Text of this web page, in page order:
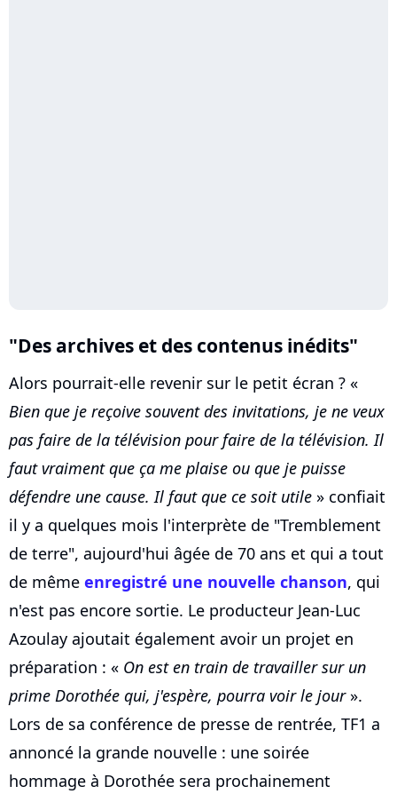
"Des archives et des contenus inédits"
Alors pourrait-elle revenir sur le petit écran ? «
Bien que je reçoive souvent des invitations, je ne veux
pas faire de la télévision pour faire de la télévision. Il
faut vraiment que ça me plaise ou que je puisse
défendre une cause. Il faut que ce soit utile » confiait
il y a quelques mois l'interprète de "Tremblement
de terre", aujourd'hui âgée de 70 ans et qui a tout
de même enregistré une nouvelle chanson, qui
n'est pas encore sortie. Le producteur Jean-Luc
Azoulay ajoutait également avoir un projet en
préparation : « On est en train de travailler sur un
prime Dorothée qui, j'espère, pourra voir le jour».
Lors de sa conférence de presse de rentrée, TF1 a
annoncé la grande nouvelle : une soirée
hommage à Dorothée sera prochainement